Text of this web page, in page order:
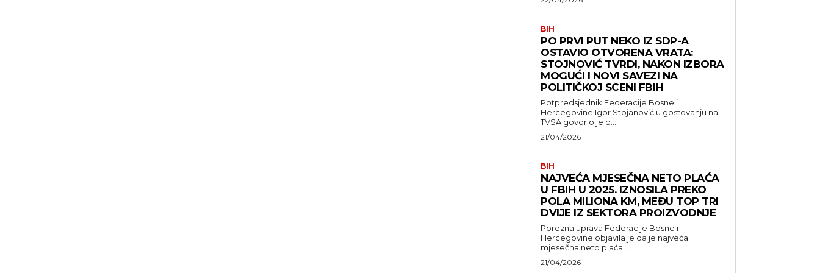
BIH
PO PRVI PUT NEKO IZ SDP-A
OSTAVIO OTVORENA VRATA:
STOJNOVIĆ TVRDI, NAKON IZBORA
MOGUĆI I NOVI SAVEZI NA
POLITIČKOJ SCENI FBIH
Potpredsjednik Federacije Bosne i
Hercegovine Igor Stojanović u gostovanju na
TVSA govorio je o...
21/04/2026
BIH
NAJVEĆA MJESEČNA NETO PLAĆA
U FBIH U 2025. IZNOSILA PREKO
POLA MILIONA KM, MEĐU TOP TRI
DVIJE IZ SEKTORA PROIZVODNJE
Porezna uprava Federacije Bosne i
Hercegovine objavila je da je najveća
mjesečna neto plaća...
21/04/2026